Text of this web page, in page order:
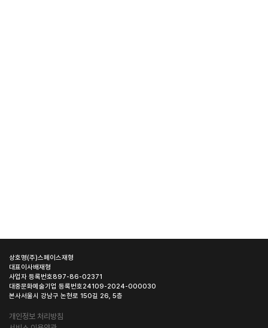
상호명(주)스페이스재형
대표이사배재형
사업자 등록번호897-86-02371
대중문화예술기업 등록번호24109-2024-000030
본사서울시 강남구 논현로 150길 26, 5층
개인정보 처리방침